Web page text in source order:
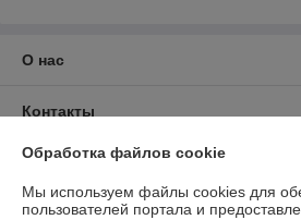
О нас
Контакты
Доставка и оплата
График работы
Обработка файлов cookie
Мы используем файлы cookies для
пользователей портала и